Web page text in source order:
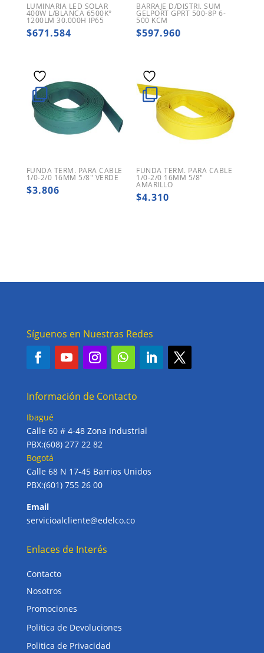
LUMINARIA LED SOLAR
400W L/BLANCA 6500K°
1200LM 30.000H IP65
$671.584
BARRAJE D/DISTRI. SUM
GELPORT GPRT 500-8P 6-
500 KCM
$597.960
FUNDA TERM. PARA CABLE
1/0-2/0 16MM 5/8″ VERDE
$3.806
FUNDA TERM. PARA CABLE
1/0-2/0 16MM 5/8″
AMARILLO
$4.310
Síguenos en Nuestras Redes
Información de Contacto
Ibagué
Calle 60 # 4-48 Zona Industrial
PBX:(608) 277 22 82
Bogotá
Calle 68 N 17-45 Barrios Unidos
PBX:(601) 755 26 00
Email
servicioalcliente@edelco.co
Enlaces de Interés
Contacto
Nosotros
Promociones
Politica de Devoluciones
Politica de Privacidad